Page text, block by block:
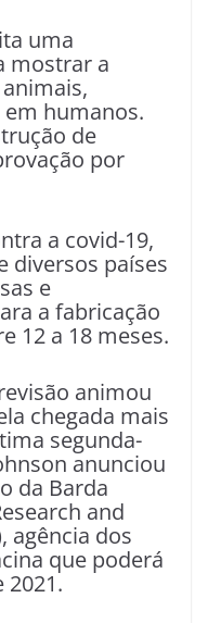
uma
mostrar a
humanos.
de
por
a covid-19,
diversos países
e
a fabricação
12 a 18 meses.
animou
chegada mais
segunda-
anunciou
da Barda
and
agência dos
que poderá